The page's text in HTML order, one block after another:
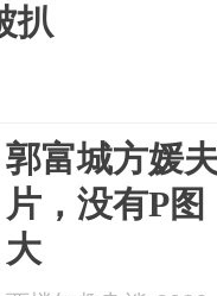
扒
郭富城方媛
片，没有P
大